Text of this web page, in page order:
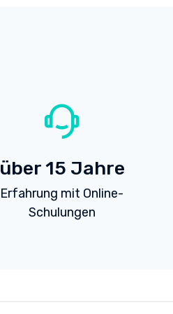
über15 Jahre
Erfahrung mit Online-
Schulungen